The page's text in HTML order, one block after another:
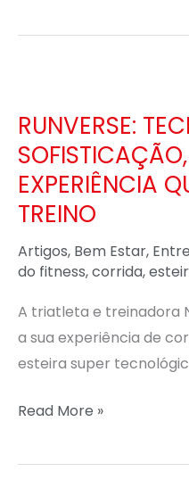
RUNVERSE:
EXPERIÊNCIA
TREINO
Artigos, Bem Estar,
do fitness,corrida,
A triatleta e treinadora
a sua experiência de
esteira super
E
SOFISTICAÇÃO,
UMA
EXPERIÊNCIA
VAI
ALÉM
DO
TREINO
Read More »